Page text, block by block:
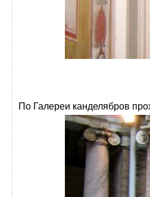
По Галереи канделябров